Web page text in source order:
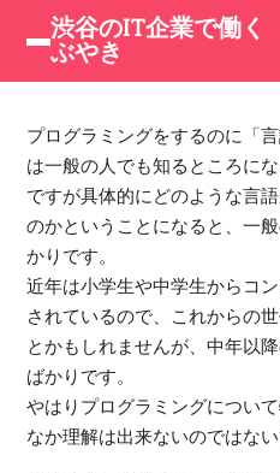
渋谷のIT企業で働
ぶやき
プログラミングをするのに「
は一般の人でも知るところにな
ですが具体的にどのような言
のかということになると、一
かりです。
近年は小学生や中学生からコ
されているので、これからの
とかもしれませんが、中年以
ばかりです。
やはりプログラミングについ
なか理解は出来ないのではない